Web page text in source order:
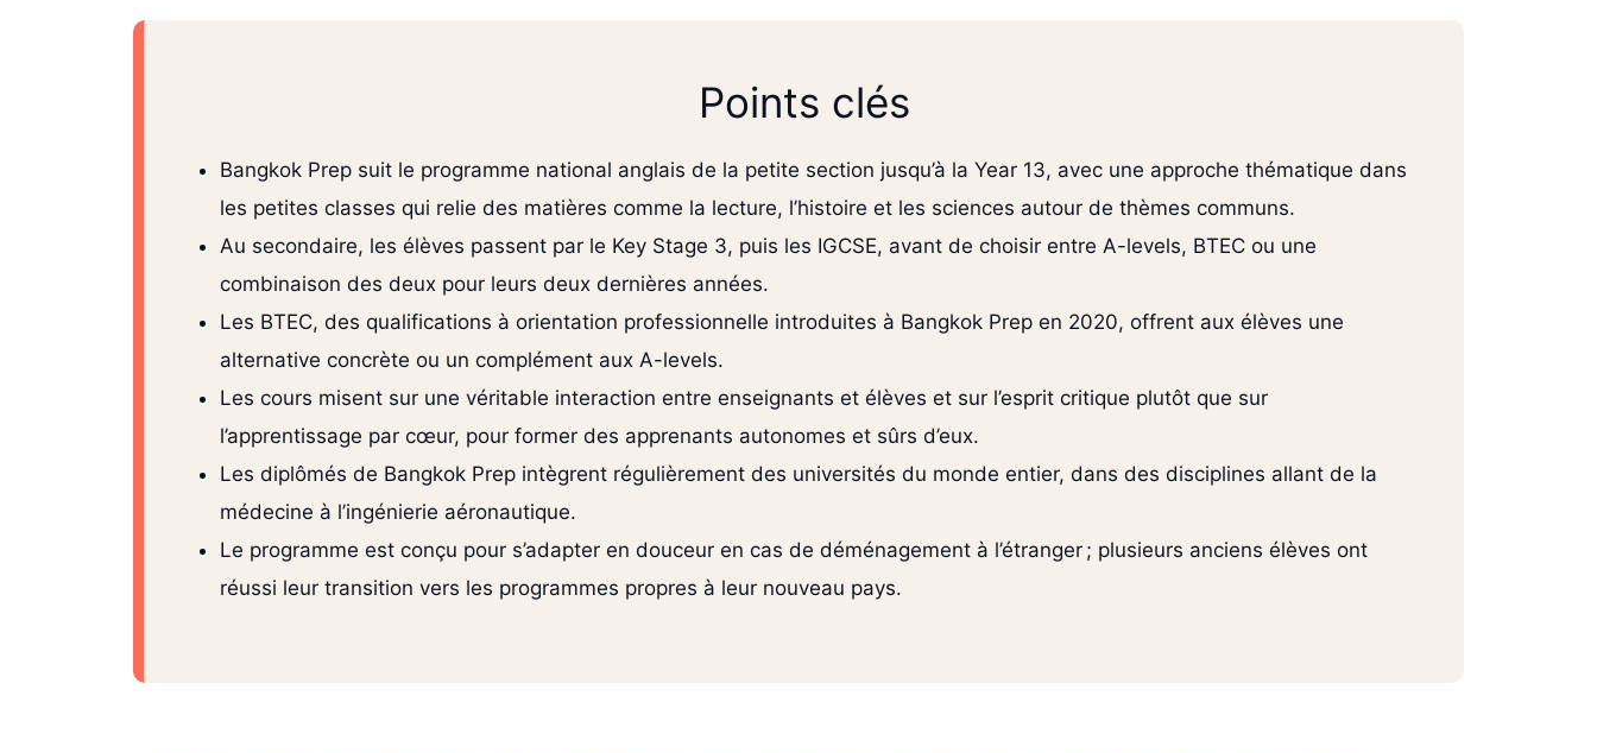
Points clés
Bangkok Prep suit le programme national anglais de la petite section jusqu’à la Year 13, avec une approche thématique dans
les petites classes qui relie des matières comme la lecture, l’histoire et les sciences autour de thèmes communs.
Au secondaire, les élèves passent par le Key Stage 3, puis les IGCSE, avant de choisir entre A-levels, BTEC ou une
combinaison des deux pour leurs deux dernières années.
Les BTEC, des qualifications à orientation professionnelle introduites à Bangkok Prep en 2020, offrent aux élèves une
alternative concrète ou un complément aux A-levels.
Les cours misent sur une véritable interaction entre enseignants et élèves et sur l’esprit critique plutôt que sur
l’apprentissage par cœur, pour former des apprenants autonomes et sûrs d’eux.
Les diplômés de Bangkok Prep intègrent régulièrement des universités du monde entier, dans des disciplines allant de la
médecine à l’ingénierie aéronautique.
Le programme est conçu pour s’adapter en douceur en cas de déménagement à l’étranger ; plusieurs anciens élèves ont
réussi leur transition vers les programmes propres à leur nouveau pays.